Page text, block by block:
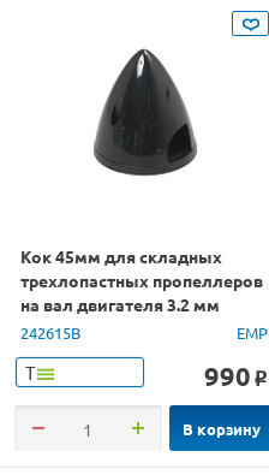
Кок 45мм для складных
трехлопастных пропеллеров
на вал двигателя 3.2 мм
242615B EMP
Т 990 o
В корзину